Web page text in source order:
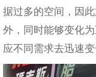
据过多的空间，因
外，同时能够变化
应不同需求去迅速变